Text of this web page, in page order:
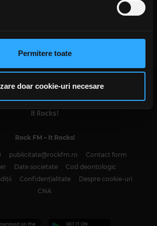
a oferi funcții de rețele sociale și pentru
De asemenea, le oferim partenerilor de
care folosiți site-ul nostru. Aceștia le
informații oferite de dvs. sau culese
lor. În cazul în care alegeți să
website-ul nostru, sunteți de acord
Permitere toate
doar cookie-uri necesare
Rock The Underground: „X-mas
Charity Blast” – un super concert
Rock FM– It Rocks!
publicitate@rockfm.ro
Contact form
Date societate
Cod deontologic
Confidențialitate
Despre cookie-uri
CNA